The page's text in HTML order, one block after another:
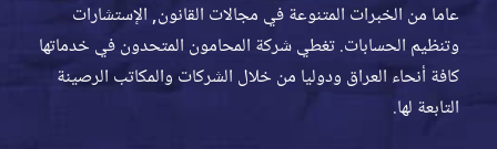
عاما من الخبرات المتنوعة في مجالات القانون, الإستشارات
وتنظيم الحسابات. تغطي شركة المحامون المتحدون في خدماتها
كافة أنحاء العراق ودوليا من خلال الشركات والمكاتب الرصينة
التابعة لها.